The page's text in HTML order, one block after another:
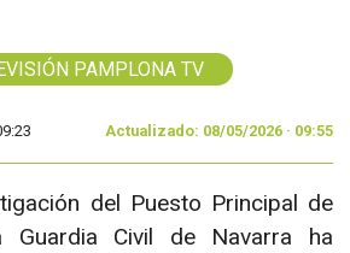
PAMPLONA TV
Actualizado: 08/05/2026 · 09:55
del Puesto Principal de
Guardia Civil de Navarra ha